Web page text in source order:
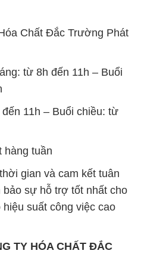
Chất Đắc Trường Phát
từ 8h đến 11h – Buổi
11h – Buổi chiều: từ
hàng tuần
gian và cam kết tuân
sự hỗ trợ tốt nhất cho
suất công việc cao
TY HÓA CHẤT ĐẮC